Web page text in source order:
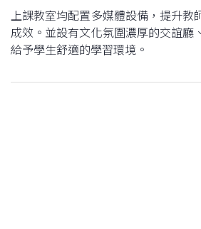
上課教室均配置多媒體設備，提升教
成效。並設有文化氛圍濃厚的交誼廳
給予學生舒適的學習環境。